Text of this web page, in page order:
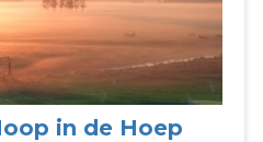
in de Hoep